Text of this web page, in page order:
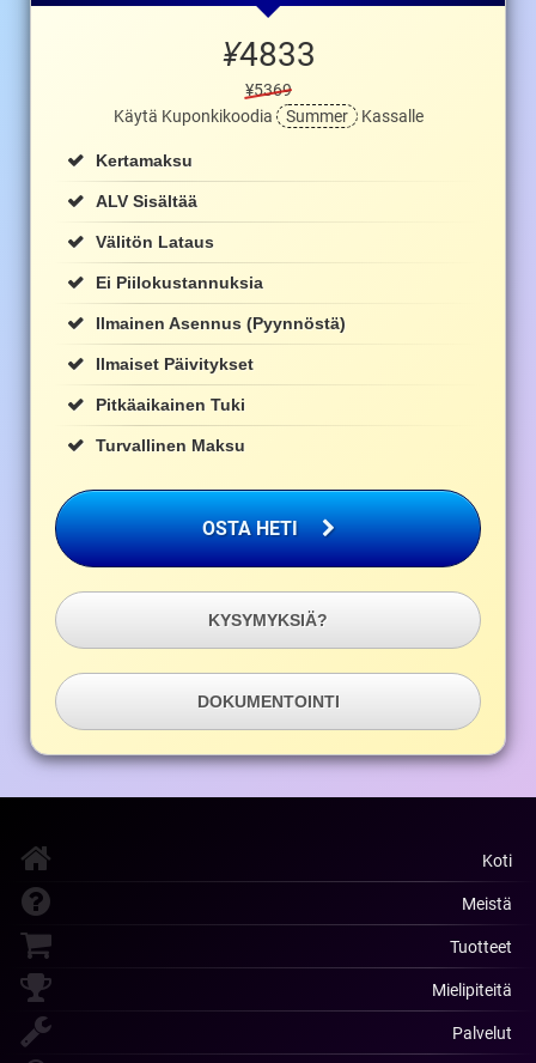
¥4833
¥5369
Käytä Kuponkikoodia
Summer Kassalle
Kertamaksu
ALV Sisältää
Välitön Lataus
Ei Piilokustannuksia
Ilmainen Asennus (pyynnöstä)
Ilmaiset Päivitykset
Pitkäaikainen Tuki
Turvallinen Maksu
OSTA HETI
KYSYMYKSIÄ?
DOKUMENTOINTI
Koti
Meistä
Tuotteet
Mielipiteitä
Palvelut